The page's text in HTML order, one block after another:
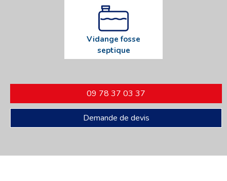
Vidange fosse
septique
09 78 37 03 37
Demande de devis